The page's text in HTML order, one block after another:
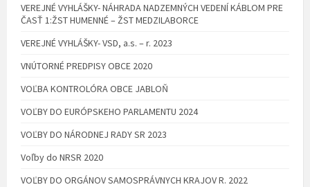
VEREJNÉ VYHLÁŠKY- NÁHRADA NADZEMNÝCH VEDENÍ KÁBLOM PRE
ČASŤ 1:ŽST HUMENNÉ – ŽST MEDZILABORCE
VEREJNÉ VYHLÁŠKY- VSD, a.s. – r. 2023
VNÚTORNÉ PREDPISY OBCE 2020
VOĽBA KONTROLÓRA OBCE JABLOŇ
VOĽBY DO EURÓPSKEHO PARLAMENTU 2024
VOĽBY DO NÁRODNEJ RADY SR 2023
Voľby do NRSR 2020
VOĽBY DO ORGÁNOV SAMOSPRÁVNYCH KRAJOV R. 2022